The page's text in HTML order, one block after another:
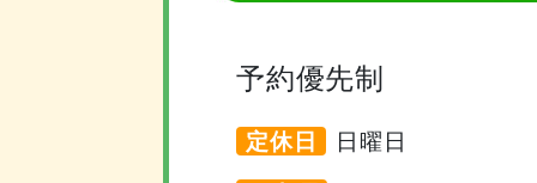
予約優先制
定休日
日曜日